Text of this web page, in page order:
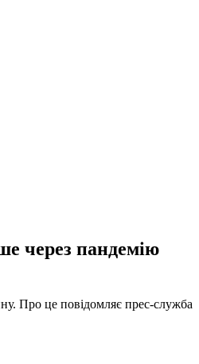
через пандемію
Про це повідомляє прес-служба